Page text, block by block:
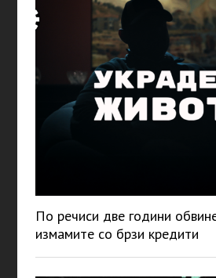
По речиси две години
измамите со брзи кредити